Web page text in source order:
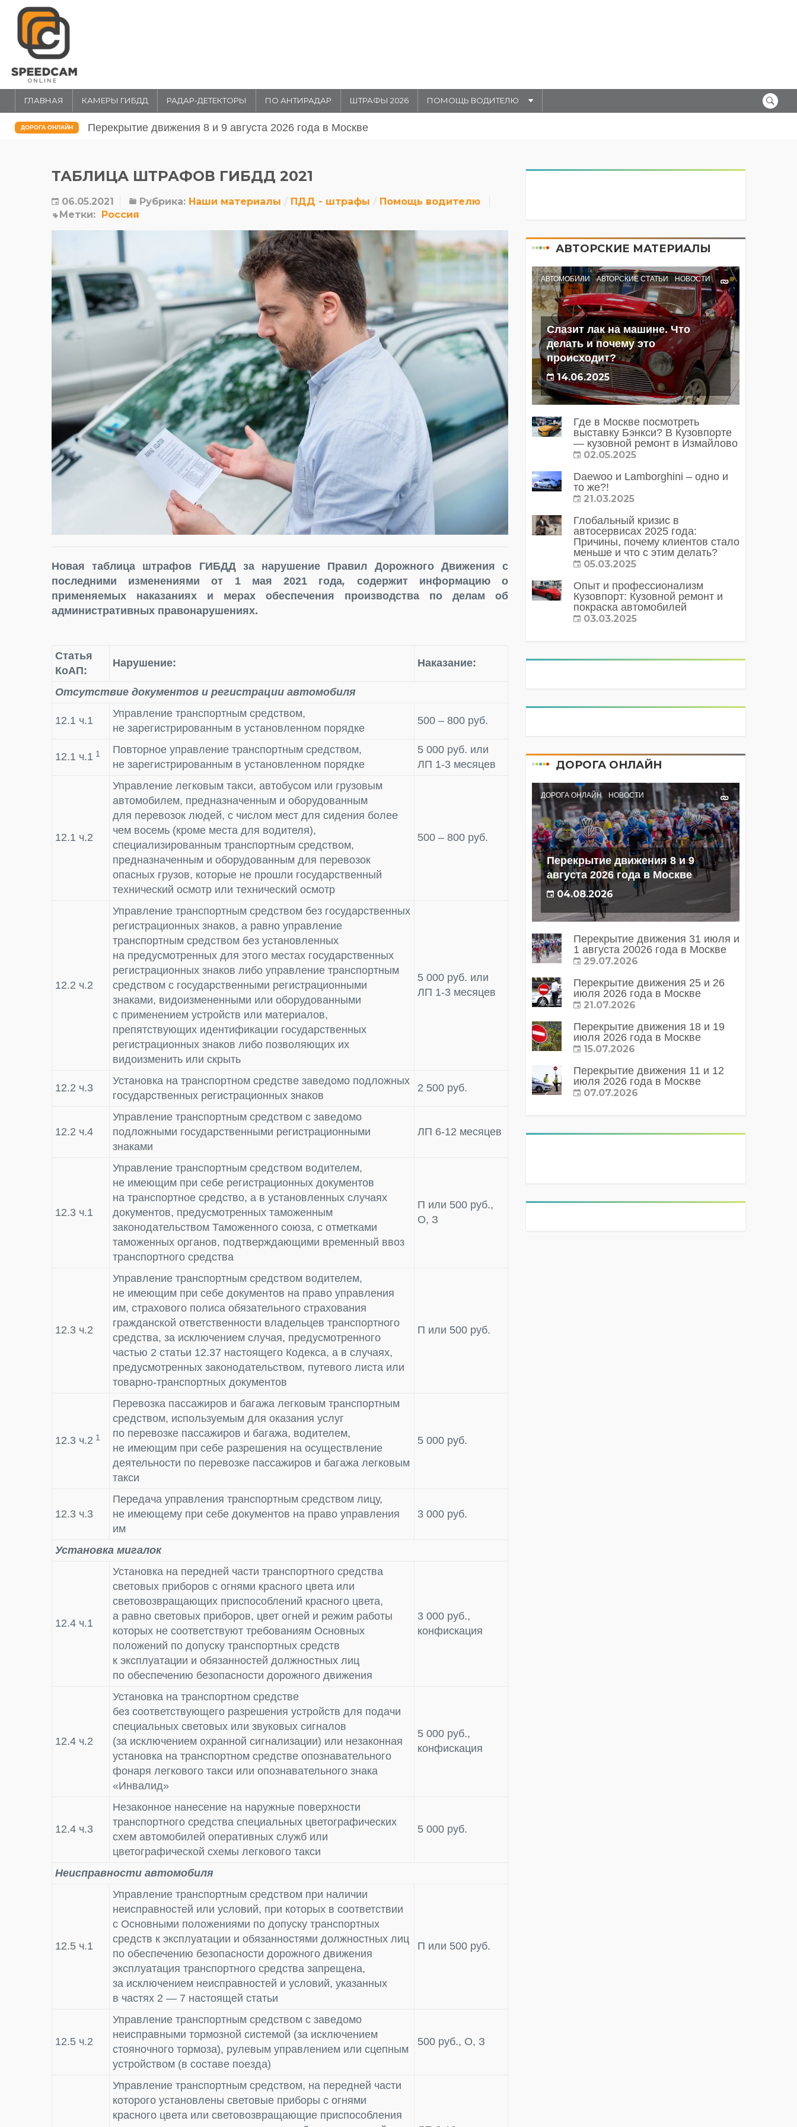
ГЛАВНАЯ КАМЕРЫ ГИБДД РАДАР-ДЕТЕКТОРЫ ПО АНТИРАДАР ШТРАФЫ 2026 ПОМОЩЬ ВОДИТЕЛЮ
ДОРОГА ОНЛАЙН Перекрытие движения 31 июля и 1 августа 20026 года в Москве
ТАБЛИЦА ШТРАФОВ ГИБДД 2021
06.05.2021 Рубрика: Наши материалы ПДД - штрафы
Помощь водителю
Метки: Россия
Новая таблица штрафов ГИБДД за нарушение Правил Дорожного Движения с
последними изменениями от 1 мая 2021 года, содержит информацию о
применяемых наказаниях и мерах обеспечения производства по делам об
административных правонарушениях.
Статья
КоАП:
Нарушение: Наказание:
Отсутствие документов и регистрации автомобиля
12.1 ч.1
Управление транспортным средством,
не зарегистрированным в установленном порядке
500 – 800 руб.
12.1 ч.1 1
Повторное управление транспортным средством,
не зарегистрированным в установленном порядке
5 000 руб. или
ЛП 1-3 месяцев
12.1 ч.2
Управление легковым такси, автобусом или грузовым
автомобилем, предназначенным и оборудованным
для перевозок людей, с числом мест для сидения более
чем восемь (кроме места для водителя),
специализированным транспортным средством,
предназначенным и оборудованным для перевозок
опасных грузов, которые не прошли государственный
технический осмотр или технический осмотр
500 – 800 руб.
12.2 ч.2
Управление транспортным средством без государственных
регистрационных знаков, а равно управление
транспортным средством без установленных
на предусмотренных для этого местах государственных
регистрационных знаков либо управление транспортным
средством с государственными регистрационными
знаками, видоизмененными или оборудованными
с применением устройств или материалов,
препятствующих идентификации государственных
регистрационных знаков либо позволяющих их
видоизменить или скрыть
5 000 руб. или
ЛП 1-3 месяцев
12.2 ч.3
Установка на транспортном средстве заведомо подложных
государственных регистрационных знаков
2 500 руб.
12.2 ч.4
Управление транспортным средством с заведомо
подложными государственными регистрационными
знаками
ЛП 6-12 месяцев
12.3 ч.1
Управление транспортным средством водителем,
не имеющим при себе регистрационных документов
на транспортное средство, а в установленных случаях
документов, предусмотренных таможенным
законодательством Таможенного союза, с отметками
таможенных органов, подтверждающими временный ввоз
транспортного средства
П или 500 руб.,
О, З
12.3 ч.2
Управление транспортным средством водителем,
не имеющим при себе документов на право управления
им, страхового полиса обязательного страхования
гражданской ответственности владельцев транспортного
средства, за исключением случая, предусмотренного
частью 2 статьи 12.37 настоящего Кодекса, а в случаях,
предусмотренных законодательством, путевого листа или
товарно-транспортных документов
П или 500 руб.
12.3 ч.2 1
Перевозка пассажиров и багажа легковым транспортным
средством, используемым для оказания услуг
по перевозке пассажиров и багажа, водителем,
не имеющим при себе разрешения на осуществление
деятельности по перевозке пассажиров и багажа легковым
такси
5 000 руб.
12.3 ч.3
Передача управления транспортным средством лицу,
не имеющему при себе документов на право управления
им
3 000 руб.
Установка мигалок
12.4 ч.1
Установка на передней части транспортного средства
световых приборов с огнями красного цвета или
световозвращающих приспособлений красного цвета,
а равно световых приборов, цвет огней и режим работы
которых не соответствуют требованиям Основных
положений по допуску транспортных средств
к эксплуатации и обязанностей должностных лиц
по обеспечению безопасности дорожного движения
3 000 руб.,
конфискация
12.4 ч.2
Установка на транспортном средстве
без соответствующего разрешения устройств для подачи
специальных световых или звуковых сигналов
(за исключением охранной сигнализации) или незаконная
установка на транспортном средстве опознавательного
фонаря легкового такси или опознавательного знака
«Инвалид»
5 000 руб.,
конфискация
12.4 ч.3
Незаконное нанесение на наружные поверхности
транспортного средства специальных цветографических
схем автомобилей оперативных служб или
цветографической схемы легкового такси
5 000 руб.
Неисправности автомобиля
12.5 ч.1
Управление транспортным средством при наличии
неисправностей или условий, при которых в соответствии
с Основными положениями по допуску транспортных
средств к эксплуатации и обязанностями должностных лиц
по обеспечению безопасности дорожного движения
эксплуатация транспортного средства запрещена,
за исключением неисправностей и условий, указанных
в частях 2 — 7 настоящей статьи
П или 500 руб.
12.5 ч.2
Управление транспортным средством с заведомо
неисправными тормозной системой (за исключением
стояночного тормоза), рулевым управлением или сцепным
устройством (в составе поезда)
500 руб., О, З
Управление транспортным средством, на передней части
которого установлены световые приборы с огнями
красного цвета или световозвращающие приспособления
АВТОРСКИЕ МАТЕРИАЛЫ
АВТОМОБИЛИ АВТОРСКИЕ СТАТЬИ НОВОСТИ
Слазит лак на машине. Что
делать и почему это
происходит?
14.06.2025
Где в Москве посмотреть
выставку Бэнкси? В Кузовпорте
— кузовной ремонт в Измайлово
02.05.2025
Daewoo и Lamborghini – одно и
то же?!
21.03.2025
Глобальный кризис в
автосервисах 2025 года:
Причины, почему клиентов стало
меньше и что с этим делать?
05.03.2025
Опыт и профессионализм
Кузовпорт: Кузовной ремонт и
покраска автомобилей
03.03.2025
ДОРОГА ОНЛАЙН
ДОРОГА ОНЛАЙН НОВОСТИ
Перекрытие движения 8 и 9
августа 2026 года в Москве
04.08.2026
Перекрытие движения 31 июля и
1 августа 20026 года в Москве
29.07.2026
Перекрытие движения 25 и 26
июля 2026 года в Москве
21.07.2026
Перекрытие движения 18 и 19
июля 2026 года в Москве
15.07.2026
Перекрытие движения 11 и 12
июля 2026 года в Москве
07.07.2026